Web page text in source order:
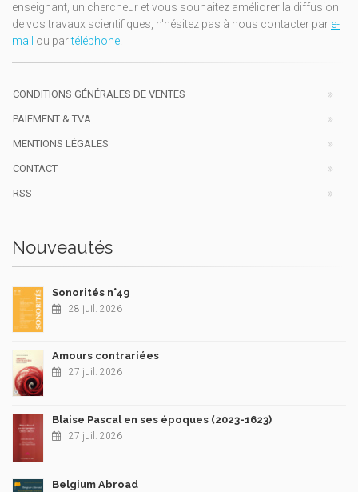
enseignant, un chercheur et vous souhaitez améliorer la diffusion
de vos travaux scientifiques, n'hésitez pas à nous contacter par e-
mail ou partéléphone.
CONDITIONS GÉNÉRALES DE VENTES
PAIEMENT & TVA
MENTIONS LÉGALES
CONTACT
RSS
Nouveautés
Sonorités n°49
28 juil. 2026
Amours contrariées
27 juil. 2026
Blaise Pascal en ses époques (2023-1623)
27 juil. 2026
Belgium Abroad